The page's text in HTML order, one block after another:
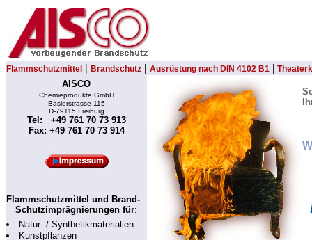
Flammschutzmittel | Brandschutz | Ausrüstung nach DIN 4102 B1 |
AISCO
Chemieprodukte GmbH
Baslerstrasse 115
D-79115 Freiburg
Tel: +49 761 70 73 913
Fax: +49 761 70 73 914
Flammschutzmittel und Brand-
Schutzimprägnierungen für:
Natur- / Synthetikmaterialien
Kunstpflanzen